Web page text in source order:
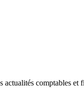
comptables et